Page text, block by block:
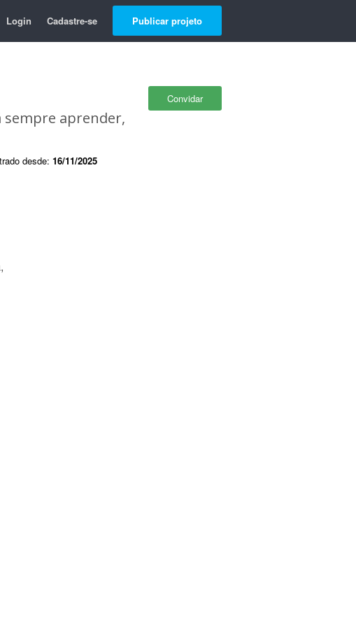
Login Cadastre-se Publicar projeto
Convidar
sempre aprender,
desde: 16/11/2025